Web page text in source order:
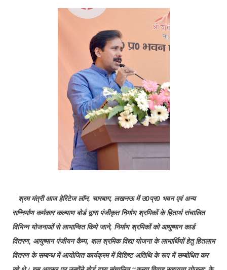
श्रम मंत्री आज हेरिटेज लॉन, चारबाग, लखनऊ में उ0प्र0 भवन एवं अन्य
सन्निर्माण कर्मकार कल्याण बोर्ड द्वारा पंजीकृत निर्माण श्रमिकों के हितार्थ संचालित
विभिन्न योजनाओं से लाभान्वित किये जाने, निर्माण श्रमिकों को आयुष्मान कार्ड
वितरण, आयुष्मान पंजीयन कैम्प, बाल श्रमिक विद्या योजना के लाभार्थियों हेतु हितलाभ
वितरण के सम्बन्ध में आयोजित कार्यक्रम में विशिष्ट अतिथि के रूप में सम्बोधित कर